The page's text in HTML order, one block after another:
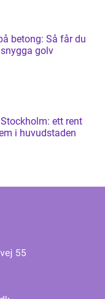
betong: Så får du
golv
ett rent
i huvudstaden